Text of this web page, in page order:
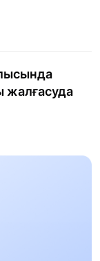
жалғасуда
жарысын